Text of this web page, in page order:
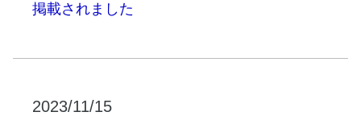
掲載されました
2023/11/15